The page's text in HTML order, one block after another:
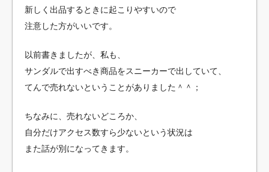
新しく出品するときに起こりやすいので
注意した方がいいです。
以前書きましたが、私も、
サンダルで出すべき商品をスニーカーで出していて、
てんで売れないということがありました＾＾；
ちなみに、売れないどころか、
自分だけアクセス数すら少ないという状況は
また話が別になってきます。